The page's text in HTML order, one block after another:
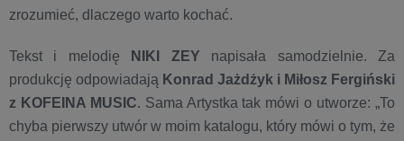
zrozumieć, dlaczego warto kochać.
Tekst i melodię NIKI ZEY napisała samodzielnie. Za
produkcję odpowiadają Konrad Jażdżyk i Miłosz Fergiński
z KOFEINA MUSIC. Sama Artystka tak mówi o utworze: „To
chyba pierwszy utwór w moim katalogu, który mówi o tym, że